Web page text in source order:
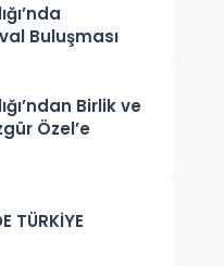
Buluşması
Birlik ve
Özel’e
TÜRKİYE